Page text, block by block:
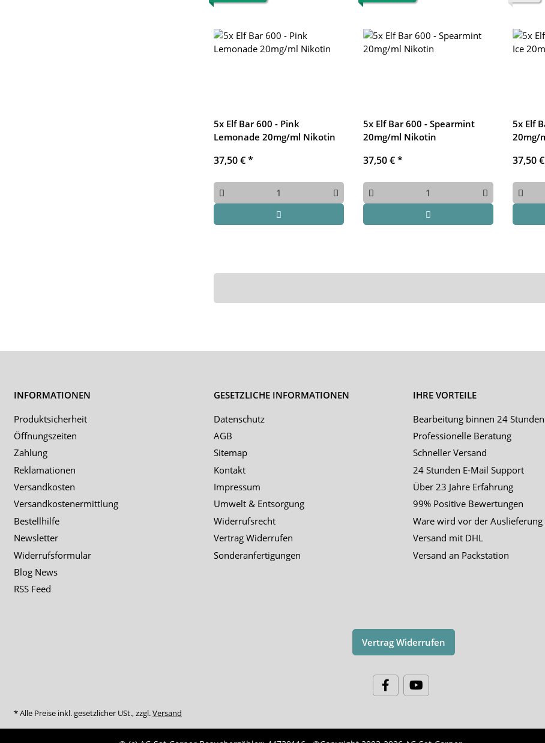
5x Elf Bar 600 - Pink
Lemonade 20mg/ml Nikotin
37,50 €*
5x Elf Bar 600 - Spearmint
20mg/ml Nikotin
37,50 €*
5x Elf
20mg/
37,50
INFORMATIONEN
Produktsicherheit
Öffnungszeiten
Zahlung
Reklamationen
Versandkosten
Versandkostenermittlung
Bestellhilfe
Newsletter
Widerrufsformular
Blog News
RSS Feed
GESETZLICHE INFORMATIONEN
Datenschutz
AGB
Sitemap
Kontakt
Impressum
Umwelt & Entsorgung
Widerrufsrecht
Vertrag Widerrufen
Sonderanfertigungen
IHRE VORTEILE
Bearbeitung binnen 24 Stunden
Professionelle Beratung
Schneller Versand
24 Stunden E-Mail Support
Über 23 Jahre Erfahrung
99% Positive Bewertungen
Ware wird vor der
Versand mit DHL
Versand an Packstation
Vertrag Widerrufen
* Alle Preise inkl. gesetzlicher USt., zzgl.Versand